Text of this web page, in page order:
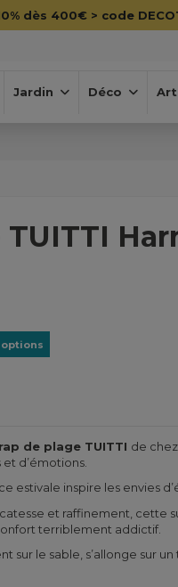
avec Paypal
Jardin Déco
de plage TUITTI de
d’émotions.
estivale inspire les envies
et raffinement, cette
terriblement addictif.
sur le sable, s’allonge sur